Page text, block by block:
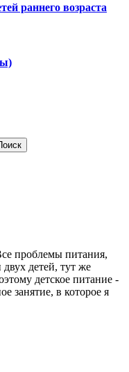
раннего возраста
проблемы питания,
детей, тут же
детское питание -
занятие, в которое я